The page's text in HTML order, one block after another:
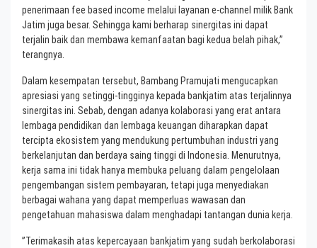
penerimaan fee based income melalui layanan e-channel milik Bank
Jatim juga besar. Sehingga kami berharap sinergitas ini dapat
terjalin baik dan membawa kemanfaatan bagi kedua belah pihak,”
terangnya.
Dalam kesempatan tersebut, Bambang Pramujati mengucapkan
apresiasi yang setinggi-tingginya kepada bankjatim atas terjalinnya
sinergitas ini. Sebab, dengan adanya kolaborasi yang erat antara
lembaga pendidikan dan lembaga keuangan diharapkan dapat
tercipta ekosistem yang mendukung pertumbuhan industri yang
berkelanjutan dan berdaya saing tinggi di Indonesia. Menurutnya,
kerja sama ini tidak hanya membuka peluang dalam pengelolaan
pengembangan sistem pembayaran, tetapi juga menyediakan
berbagai wahana yang dapat memperluas wawasan dan
pengetahuan mahasiswa dalam menghadapi tantangan dunia kerja.
”Terimakasih atas kepercayaan bankjatim yang sudah berkolaborasi